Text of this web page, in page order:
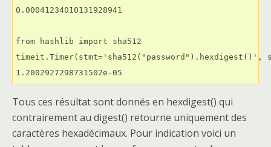
0.00041234010131928941
from hashlib import sha512
1.2002927298731502e-05
Tous ces résultat sont donnés en hexdigest() qui
contrairement au digest() retourne uniquement des
caractères hexadécimaux. Pour indication voici un